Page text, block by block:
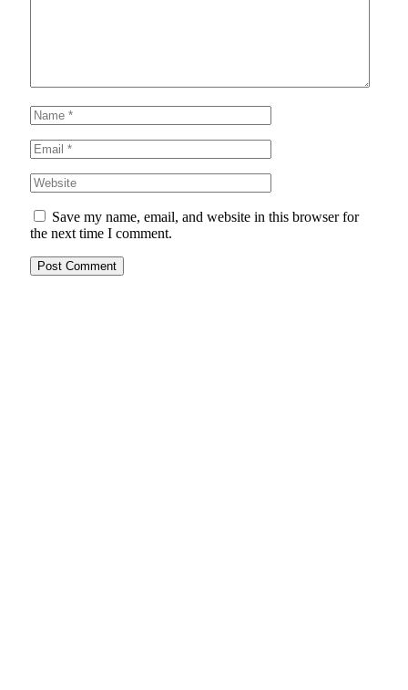
Save my name, email, and website in this browser for
the next time I comment.